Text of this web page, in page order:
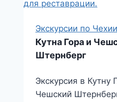
Экскурсии по Чехии
Кутна Гора и
Штернберг
Экскурсия в Кутну
Чешский